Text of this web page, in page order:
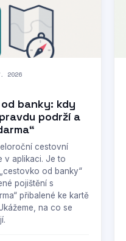
2026
banky: kdy
podrží a
cestovní
v aplikaci. Je to
od banky“
pojištění s
přibalené ke kartě
na co se